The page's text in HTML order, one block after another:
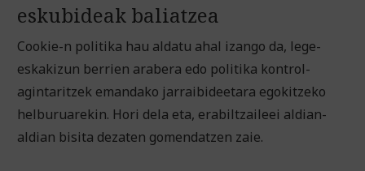
eskubideak baliatzea
Cookie-n politika hau aldatu ahal izango da, lege-
eskakizun berrien arabera edo politika kontrol-
agintaritzek emandako jarraibideetara egokitzeko
helburuarekin. Hori dela eta, erabiltzaileei aldian-
aldian bisita dezaten gomendatzen zaie.